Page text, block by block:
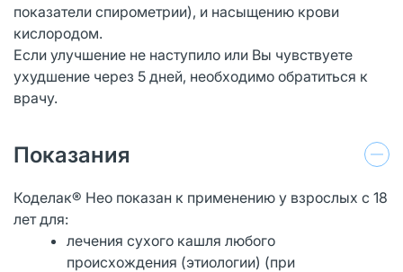
показатели спирометрии), и насыщению крови
кислородом.
Если улучшение не наступило или Вы чувствуете
ухудшение через 5 дней, необходимо обратиться к
врачу.
Показания
Коделак® Нео показан к применению у взрослых с 18
лет для:
лечения сухого кашля любого
происхождения (этиологии) (при